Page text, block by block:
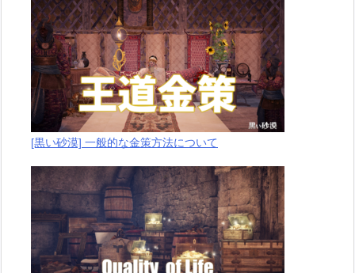
[黒い砂漠] 一般的な金策方法について